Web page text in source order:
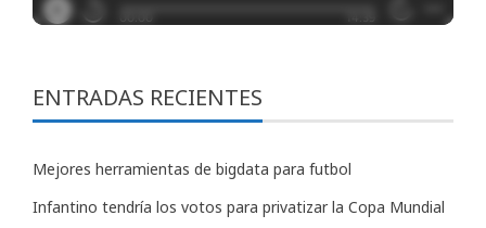
ENTRADAS RECIENTES
Mejores herramientas de bigdata para futbol
Infantino tendría los votos para privatizar la Copa Mundial